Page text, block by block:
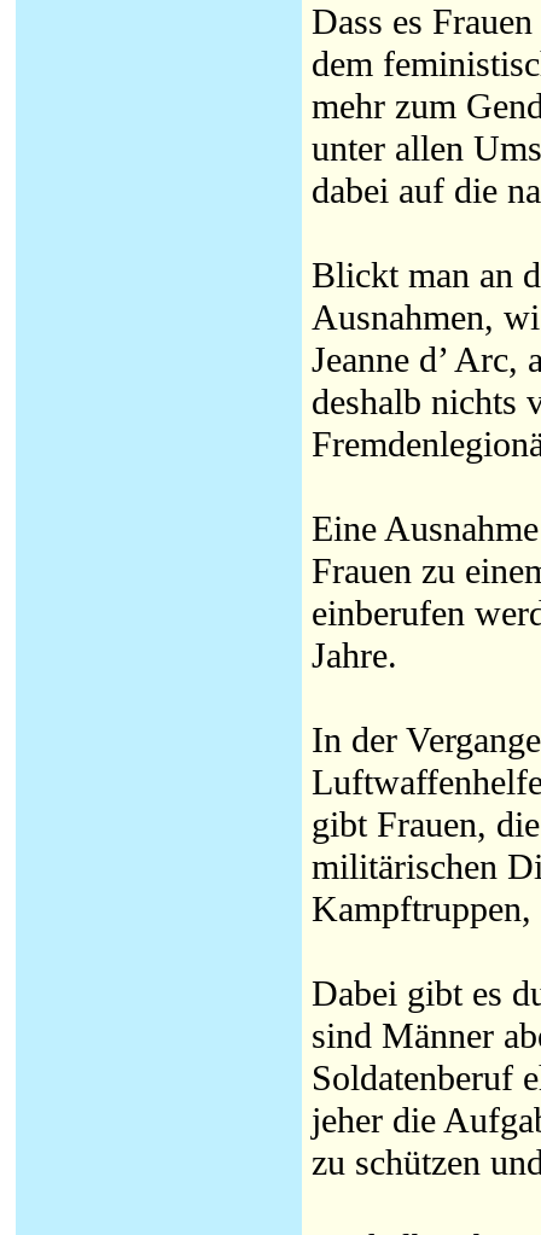
Dass es
dem
mehr zum
unter allen
dabei auf die
Blickt man an
Ausnahmen,
Jeanne d’ Arc,
deshalb nichts
Eine
Frauen zu
einberufen
Jahre.
In der
gibt Frauen,
militärischen
Kampftruppen,
Dabei gibt es
sind Männer
Soldatenberuf
jeher die
zu schützen